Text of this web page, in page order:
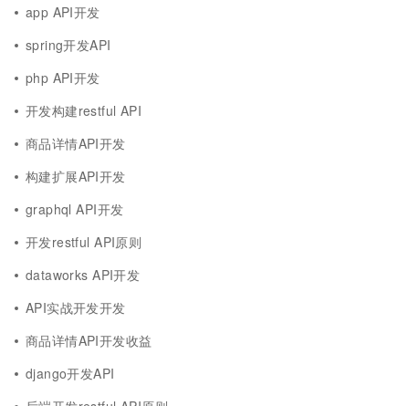
app API开发
spring开发API
php API开发
开发构建restful API
商品详情API开发
构建扩展API开发
graphql API开发
开发restful API原则
dataworks API开发
API实战开发开发
商品详情API开发收益
django开发API